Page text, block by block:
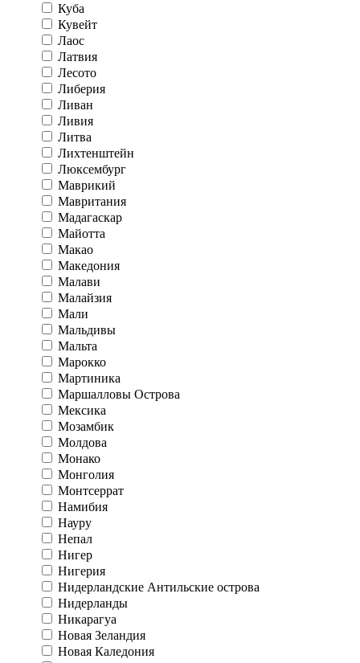
Куба
Кувейт
Лаос
Латвия
Лесото
Либерия
Ливан
Ливия
Литва
Лихтенштейн
Люксембург
Маврикий
Мавритания
Мадагаскар
Майотта
Макао
Македония
Малави
Малайзия
Мали
Мальдивы
Мальта
Марокко
Мартиника
Маршалловы Острова
Мексика
Мозамбик
Молдова
Монако
Монголия
Монтсеррат
Намибия
Науру
Непал
Нигер
Нигерия
Нидерландские Антильские острова
Нидерланды
Никарагуа
Новая Зеландия
Новая Каледония